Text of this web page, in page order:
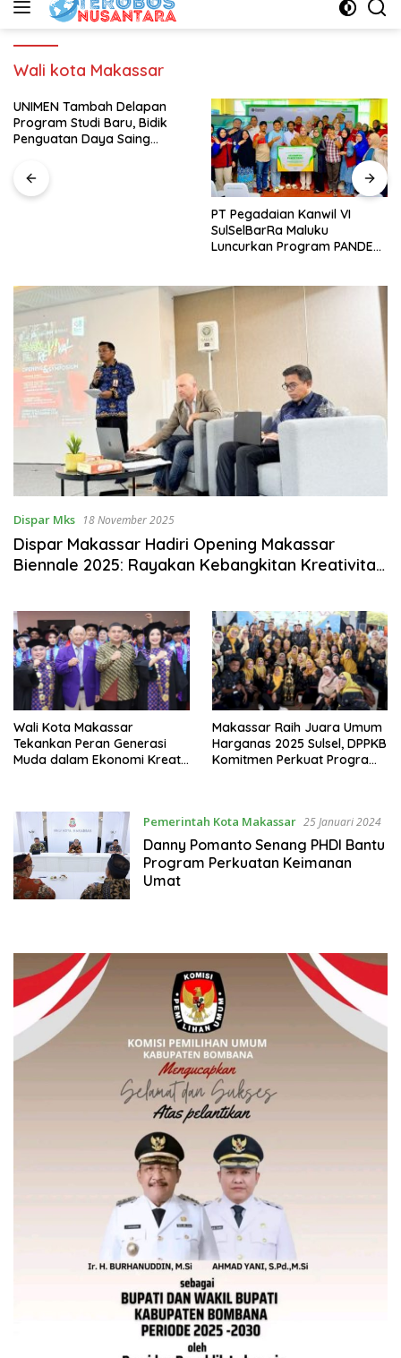
Wali kota Makassar
UNIMEN Tambah Delapan
Program Studi Baru, Bidik
Penguatan Daya Saing
PT Pegadaian Kanwil VI
SulSelBarRa Maluku
Luncurkan Program PANDE
Dispar Mks 18 November 2025
Dispar Makassar Hadiri Opening Makassar
Biennale 2025: Rayakan Kebangkitan Kreativitas
Wali Kota Makassar
Tekankan Peran Generasi
Muda dalam Ekonomi Kreatif
Makassar Raih Juara Umum
Harganas 2025 Sulsel, DPPKB
Komitmen Perkuat Program
Pemerintah Kota Makassar 25 Januari 2024
Danny Pomanto Senang PHDI Bantu
Program Perkuatan Keimanan
Umat